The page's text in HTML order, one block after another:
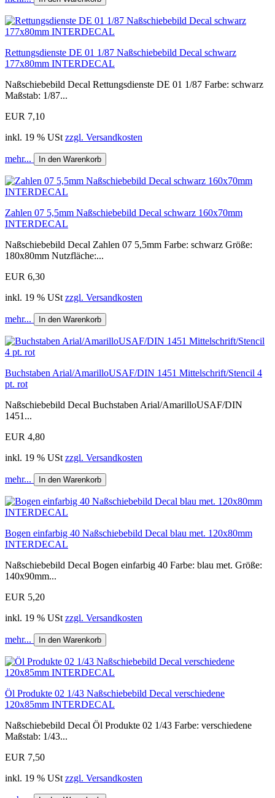
Rettungsdienste DE 01 1/87 Naßschiebebild Decal schwarz
177x80mm INTERDECAL
Naßschiebebild Decal Rettungsdienste DE 01 1/87 Farbe: schwarz
Maßstab: 1/87...
EUR 7,10
inkl. 19 % USt zzgl. Versandkosten
mehr... In den Warenkorb
Zahlen 07 5,5mm Naßschiebebild Decal schwarz 160x70mm
INTERDECAL
Naßschiebebild Decal Zahlen 07 5,5mm Farbe: schwarz Größe:
180x80mm Nutzfläche:...
EUR 6,30
inkl. 19 % USt zzgl. Versandkosten
mehr... In den Warenkorb
Buchstaben Arial/AmarilloUSAF/DIN 1451 Mittelschrift/Stencil 4
pt. rot
Naßschiebebild Decal Buchstaben Arial/AmarilloUSAF/DIN
1451...
EUR 4,80
inkl. 19 % USt zzgl. Versandkosten
mehr... In den Warenkorb
Bogen einfarbig 40 Naßschiebebild Decal blau met. 120x80mm
INTERDECAL
Naßschiebebild Decal Bogen einfarbig 40 Farbe: blau met. Größe:
140x90mm...
EUR 5,20
inkl. 19 % USt zzgl. Versandkosten
mehr... In den Warenkorb
Öl Produkte 02 1/43 Naßschiebebild Decal verschiedene
120x85mm INTERDECAL
Naßschiebebild Decal Öl Produkte 02 1/43 Farbe: verschiedene
Maßstab: 1/43...
EUR 7,50
inkl. 19 % USt zzgl. Versandkosten